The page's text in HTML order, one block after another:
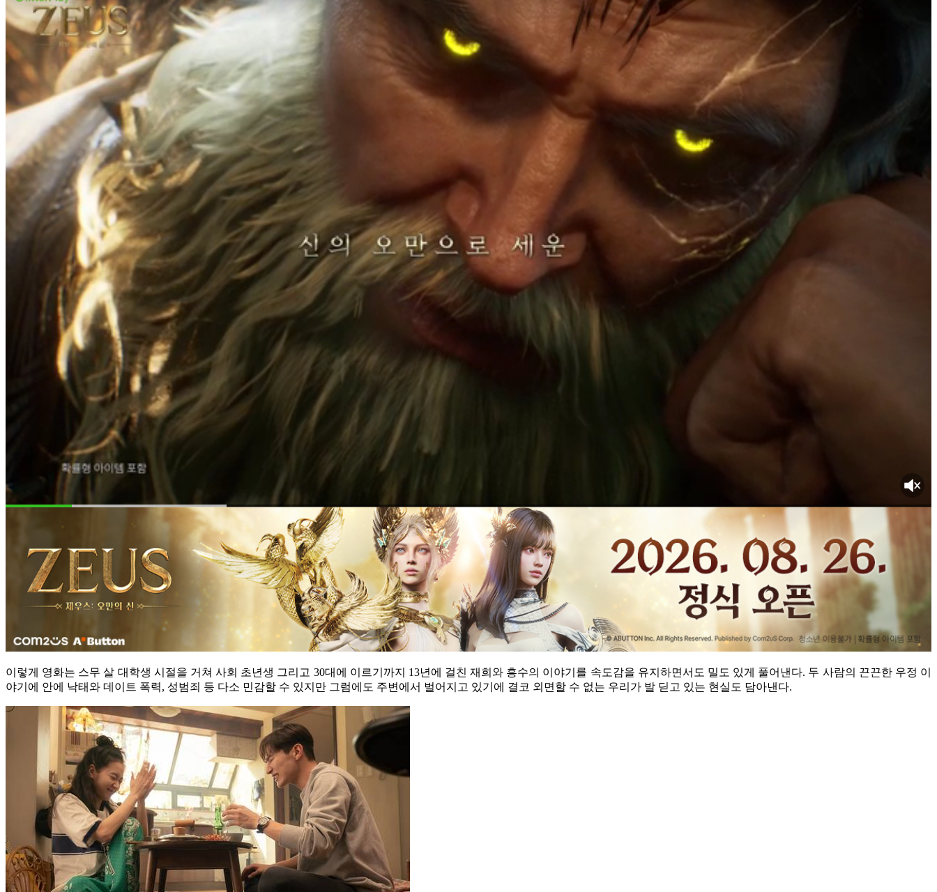
이렇게 영화는 스무 살 대학생 시절을 거쳐 사회 초년생 그리고 30대에 이르기까지 13년에 걸친 재희와 흥수의 이야기를 속도감을 유지하면서도 밀도 있게 풀어낸다. 두 사람의 끈끈한 우정 이
야기에 안에 낙태와 데이트 폭력, 성범죄 등 다소 민감할 수 있지만 그럼에도 주변에서 벌어지고 있기에 결코 외면할 수 없는 우리가 발 딛고 있는 현실도 담아낸다.